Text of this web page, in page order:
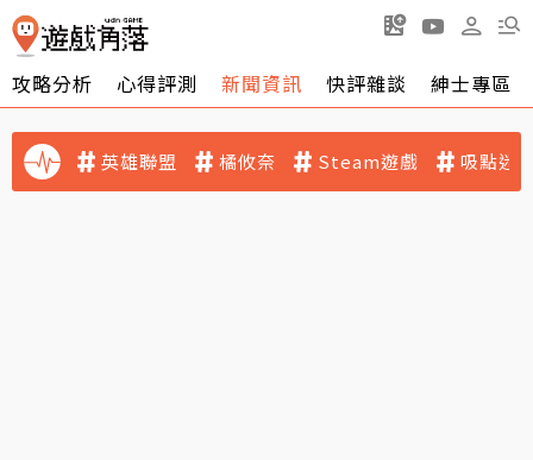
攻略分析 心得評測 新聞資訊 快評雜談 紳士專區
英雄聯盟 橘攸奈 Steam遊戲 吸點迷